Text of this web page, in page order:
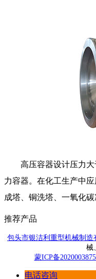
高压容器设计压力大
力容器。在化工生产中
成塔、铜洗塔、一氧化
推荐产品
包头市银洁利重型机械制造
械
蒙ICP备
电话咨询